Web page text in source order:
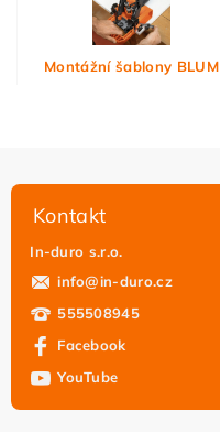
Montážní šablony BLUM
Kontakt
In-duro s.r.o.
info@in-duro.cz
555508945
Facebook
YouTube